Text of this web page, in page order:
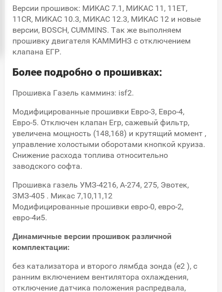
Версии прошивок: МИКАС 7.1, МИКАС 11, 11ET,
11CR, МИКАС 10.3, МИКАС 12.3, МИКАС 12 и новые
версии, BOSCH, CUMMINS. Так же выполняем
прошивку двигателя КАММИНЗ с отключением
клапана ЕГР.
Более подробно о прошивках:
Прошивка Газель камминз: isf2.
Модифицированные прошивки Евро-3, Евро-4,
Евро-5. Отключен клапан Егр, сажевый фильтр,
увеличена мощность (148,168) и крутящий момент ,
управление холостыми оборотами кнопкой круиза.
Снижение расхода топлива относительно
заводского софта.
Прошивка газель УМЗ-4216, А-274, 275, Эвотек,
ЗМЗ-405 . Микас 7,10,11,12
Модифицированные прошивки евро-0, евро-2,
евро-4и5.
Динамичные версии прошивок различной
комплектации:
без катализатора и второго лямбда зонда (е2 ), с
ранним включением вентилятора охлаждения,
отключение датчика положения распредвала,